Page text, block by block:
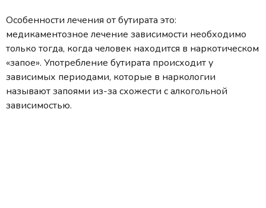
Особенности лечения от бутирата это:
медикаментозное лечение зависимости необходимо
только тогда, когда человек находится в наркотическом
«запое». Употребление бутирата происходит у
зависимых периодами, которые в наркологии
называют запоями из-за схожести c алкогольной
зависимостью.